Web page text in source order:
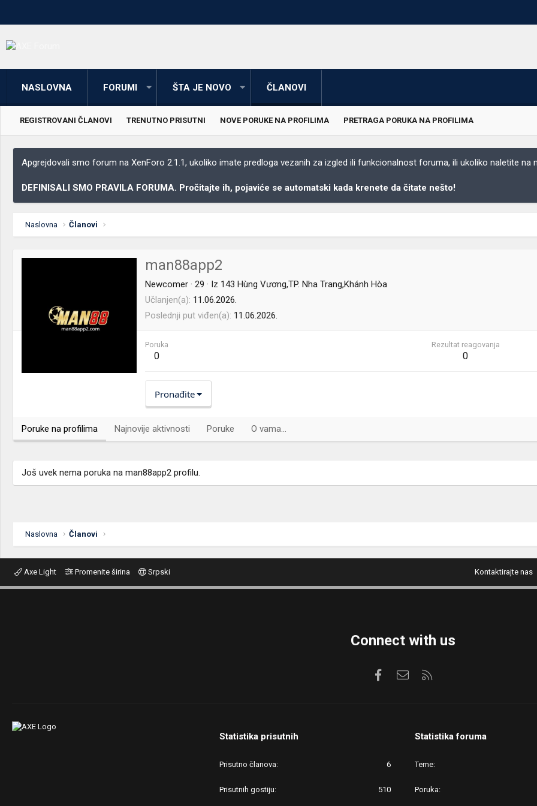
NASLOVNA FORUMI ŠTA JE NOVO ČLANOVI
REGISTROVANI ČLANOVI TRENUTNO PRISUTNI NOVE PORUKE NA PROFILIMA PRETRAGA PORUKA NA PROFILIMA
Apgrejdovali smo forum na XenForo 2.1.1, ukoliko imate predloga vezanih za izgled ili funkcionalnost foruma, ili ukoliko naletite na
DEFINISALI SMO PRAVILA FORUMA. Pročitajte ih, pojaviće se automatski kada krenete da čitate nešto!
Naslovna Članovi
man88app2
Newcomer · 29 · Iz 143 Hùng Vương,TP. Nha Trang,Khánh Hòa
Učlanjen(a) 11.06.2026.
Poslednji put viđen(a) 11.06.2026.
Poruka
0
Rezultat reagovanja
0
Pronađite
Poruke na profilima Najnovije aktivnosti Poruke O vama...
Još uvek nema poruka na man88app2 profilu.
Naslovna Članovi
Axe Light Promenite širina Srpski Kontaktirajte nas
Connect with us
FacebookKontaktirajte nas
Statistika prisutnih
Prisutno članova 6
Prisutnih gostiju 510
Statistika foruma
Teme
Poruka